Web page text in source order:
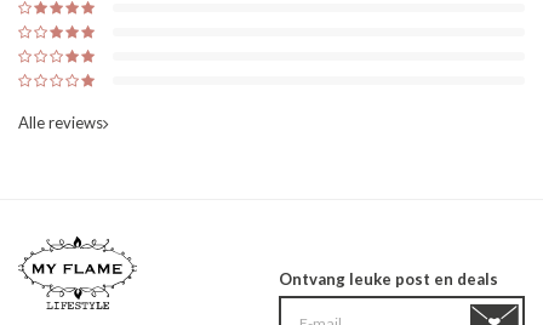
Alle reviews
Ontvang leuke post en deals